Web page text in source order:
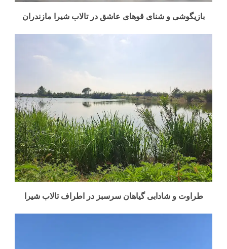
بازیگوشی و شنای قوهای عاشق در تالاب شیرا مازندران
طراوت و شادابی گیاهان سرسبز در اطراف تالاب شیرا